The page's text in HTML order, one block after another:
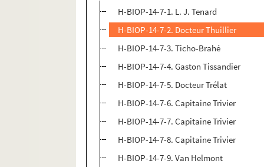
H-BIOP-14-7-1. L. J. Tenard
H-BIOP-14-7-2. Docteur Thuillier
H-BIOP-14-7-3. Ticho-Brahé
H-BIOP-14-7-4. Gaston Tissandier
H-BIOP-14-7-5. Docteur Trélat
H-BIOP-14-7-6. Capitaine Trivier
H-BIOP-14-7-7. Capitaine Trivier
H-BIOP-14-7-8. Capitaine Trivier
H-BIOP-14-7-9. Van Helmont